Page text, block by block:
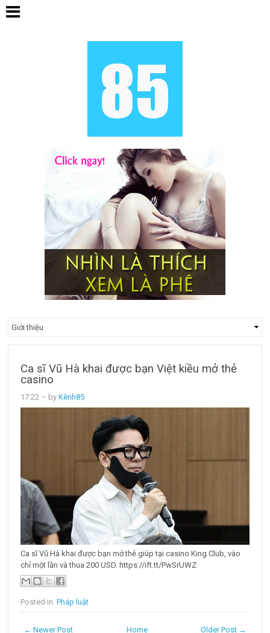
Ca sĩ Vũ Hà khai được bạn Việt kiều mở thẻ
casino
17:22 – byKênh85
Ca sĩ Vũ Hà khai được bạn mở thẻ giúp tại casino King Club, vào
chỉ một lần và thua 200 USD. https://ift.tt/PwSrUWZ
Posted in:Pháp luật
← Newer Post Older Post →
Home